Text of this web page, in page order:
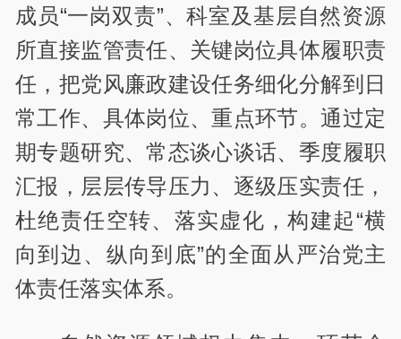
成员“一岗双责”、科室及基层自然资源
所直接监管责任、关键岗位具体履职责
任，把党风廉政建设任务细化分解到日
常工作、具体岗位、重点环节。通过定
期专题研究、常态谈心谈话、季度履职
汇报，层层传导压力、逐级压实责任，
杜绝责任空转、落实虚化，构建起“横
向到边、纵向到底”的全面从严治党主
体责任落实体系。